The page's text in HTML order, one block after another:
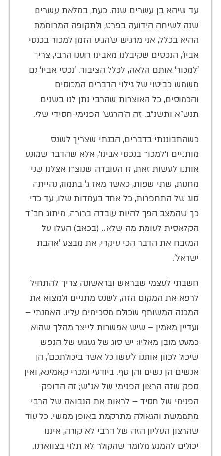
עד שיהא בן עשרים שנה. כעת, במלאת עשרים
שנה לשיחה הידועה בפרט, ולתקופה המרוממת
ההיא בכלל, אני מרגיש ש'הגיע הזמן למכור בכנסי
אביו', הנכסים שקיבלנו מאבינו רוענו הרבי, צריך
'למכור' אותם הלאה, לכלל הציבור. 'נכסי אביו' גם
משמש כביטוי של גילוי הדברים המכוסים
והכמוסים, כל האוצרות שהרבי נתן לנו בשנים
תנש"א ותשנ"ב. זה ה'הרגש' הפנימי-חסידי שלי.
כשהתבוננתי בדברים, הבנתי שצריך לשנס
מותניים ו'למכור בנכסי אבינו', אלא שהדבר שמונע
אותנו לעשות זאת, זו העובדה שנוצרו אצלנו שני
מחנות, שתי שפות, כאשר מאז ג' בתמוז, נהייתה
סוג של התחפרות, כל אחד בעמדות שלו, עד כדי
כך שהמצב הפך להיות עובדה ברורה, מיתוג חב"ד
הקלאסית לעומת מה שלא.. (בכאב) העלו על
המזבח את הדבר הכי עיקרי, את מבצע 'אהבת
ישראל'.
חשבתי לעצמי שבראש ובראשונה צריך להתחיל
לרפא את המקום הזה, לשנס מתניים ולמצוא את
המכנה המשותף שכולם מסכימים עליו. האמנתי –
ועדיין מאמין – שיש אפשרות לייצר מהלך שהוא
כמעט מובן מאליו; יש סוג של געגוע של הנפש
שיכול לכוון אותנו ל'עשו כל אשר ביכולתכם', הן
אנשים הן נשים והן טף. ביודעי ומכרי קאמינא, ואין
ספק שזה הרצון הפנימי של אנ"ש; זה הדופק
הפנימי של חסיד – לראות את הנבואה של הרבי
מתממשת והגאולה מתרקמת באופן ממשי. כל עוד
שהרצון העליון הזה של הרבי לא קורה, איננו
יכולים להמנע מלומר שהקולר לא תלוי בצווארנו.